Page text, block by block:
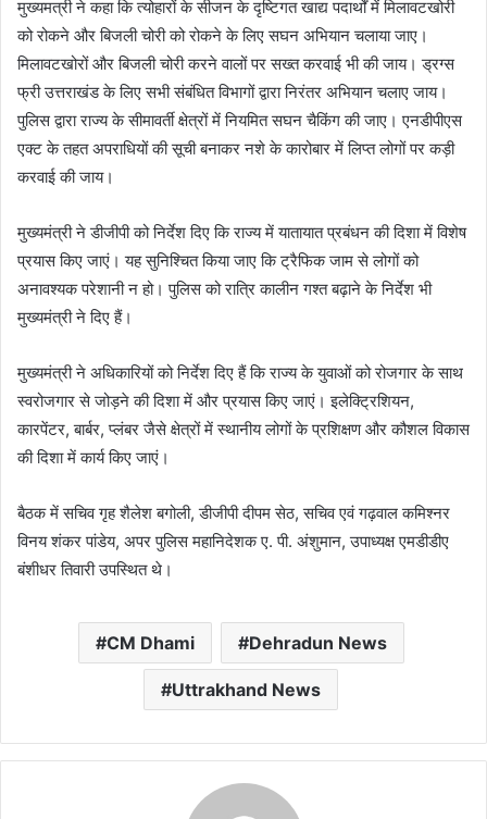
मुख्यमत्री ने कहा कि त्योहारों के सीजन के दृष्टिगत खाद्य पदार्थों में मिलावटखोरी
को रोकने और बिजली चोरी को रोकने के लिए सघन अभियान चलाया जाए।
मिलावटखोरों और बिजली चोरी करने वालों पर सख्त करवाई भी की जाय। ड्रग्स
फ्री उत्तराखंड के लिए सभी संबंधित विभागों द्वारा निरंतर अभियान चलाए जाय।
पुलिस द्वारा राज्य के सीमावर्ती क्षेत्रों में नियमित सघन चैकिंग की जाए। एनडीपीएस
एक्ट के तहत अपराधियों की सूची बनाकर नशे के कारोबार में लिप्त लोगों पर कड़ी
करवाई की जाय।
मुख्यमंत्री ने डीजीपी को निर्देश दिए कि राज्य में यातायात प्रबंधन की दिशा में विशेष
प्रयास किए जाएं। यह सुनिश्चित किया जाए कि ट्रैफिक जाम से लोगों को
अनावश्यक परेशानी न हो। पुलिस को रात्रि कालीन गश्त बढ़ाने के निर्देश भी
मुख्यमंत्री ने दिए हैं।
मुख्यमंत्री ने अधिकारियों को निर्देश दिए हैं कि राज्य के युवाओं को रोजगार के साथ
स्वरोजगार से जोड़ने की दिशा में और प्रयास किए जाएं। इलेक्ट्रिशियन,
कारपेंटर, बार्बर, प्लंबर जैसे क्षेत्रों में स्थानीय लोगों के प्रशिक्षण और कौशल विकास
की दिशा में कार्य किए जाएं।
बैठक में सचिव गृह शैलेश बगोली, डीजीपी दीपम सेठ, सचिव एवं गढ़वाल कमिश्नर
विनय शंकर पांडेय, अपर पुलिस महानिदेशक ए. पी. अंशुमान, उपाध्यक्ष एमडीडीए
बंशीधर तिवारी उपस्थित थे।
CM Dhami Dehradun News
Uttrakhand News